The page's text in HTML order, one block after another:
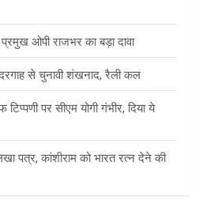
ओपी राजभर का बड़ा दावा
से चुनावी शंखनाद, रैली कल
पर सीएम योगी गंभीर, दिया ये
पत्र, कांशीराम को भारत रत्न देने की